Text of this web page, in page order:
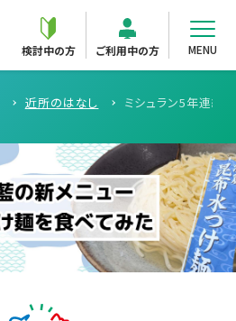
検討中の方 ご利用中の方 MENU
近所のはなし ミシュラン5年連続